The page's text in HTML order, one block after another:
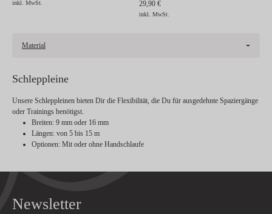
inkl. MwSt. 29,90 €
inkl. MwSt.
Material
Schleppleine
Unsere Schleppleinen bieten Dir die Flexibilität, die Du für ausgedehnte Spaziergänge
oder Trainings benötigst.
Breiten: 9 mm oder 16 mm
Längen: von 5 bis 15 m
Optionen: Mit oder ohne Handschlaufe
Newsletter